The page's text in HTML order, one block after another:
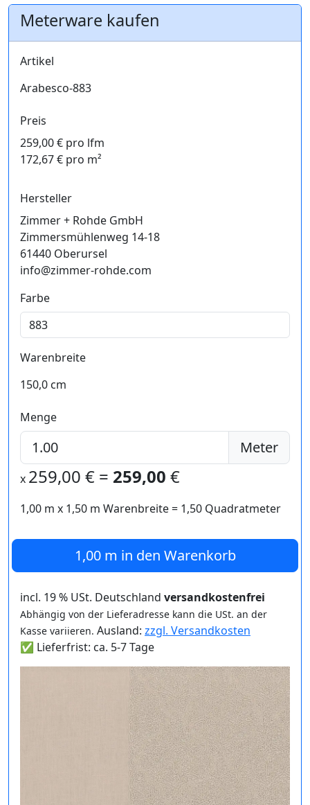
Meterware kaufen
Artikel
Arabesco-883
Preis
259,00 € pro lfm
172,67 € pro m²
Hersteller
Zimmer + Rohde GmbH
Zimmersmühlenweg 14-18
61440 Oberursel
info@zimmer-rohde.com
Farbe
Warenbreite
150,0 cm
Menge
Meter
x 259,00 € = 259,00 €
1,00 m x 1,50 m Warenbreite = 1,50 Quadratmeter
1,00 m in den Warenkorb
incl. 19 % USt. Deutschland versandkostenfrei
Abhängig von der Lieferadresse kann die USt. an der
Kasse variieren. Ausland: zzgl. Versandkosten
✅ Lieferfrist: ca. 5-7 Tage